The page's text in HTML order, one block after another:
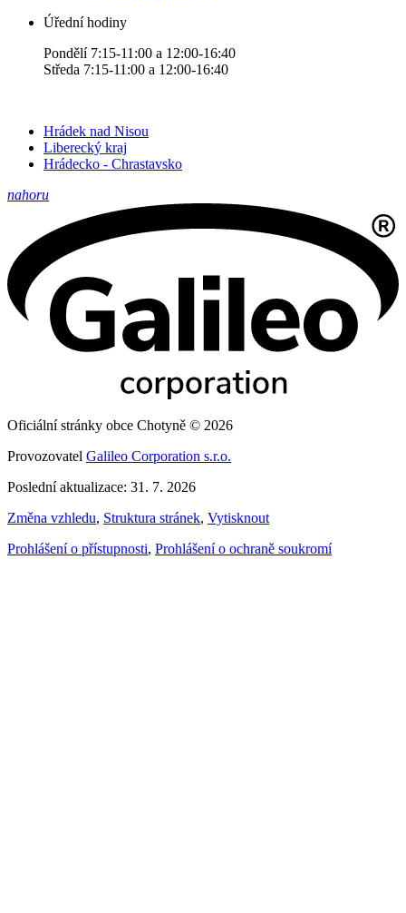
Úřední hodiny
Pondělí 7:15-11:00 a 12:00-16:40
Středa 7:15-11:00 a 12:00-16:40
Hrádek nad Nisou
Liberecký kraj
Hrádecko - Chrastavsko
nahoru
Oficiální stránky obce Chotyně © 2026
Provozovatel Galileo Corporation s.r.o.
Poslední aktualizace: 31. 7. 2026
Změna vzhledu, Struktura stránek, Vytisknout
Prohlášení o přístupnosti, Prohlášení o ochraně soukromí